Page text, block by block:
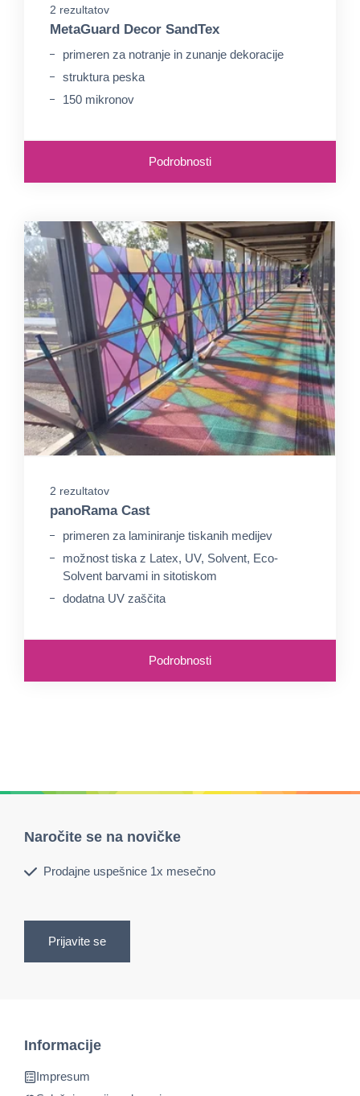
2 rezultatov
MetaGuard Decor SandTex
primeren za notranje in zunanje dekoracije
struktura peska
150 mikronov
Podrobnosti
2 rezultatov
panoRama Cast
primeren za laminiranje tiskanih medijev
možnost tiska z Latex, UV, Solvent, Eco-
Solvent barvami in sitotiskom
dodatna UV zaščita
Podrobnosti
Naročite se na novičke
Prodajne uspešnice 1x mesečno
Prijavite se
Informacije
Impresum